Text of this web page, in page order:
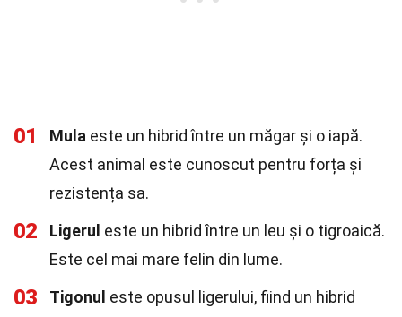
01 Mula este un hibrid între un măgar și o iapă.
Acest animal este cunoscut pentru forța și
rezistența sa.
02 Ligerul este un hibrid între un leu și o tigroaică.
Este cel mai mare felin din lume.
03 Tigonul este opusul ligerului, fiind un hibrid